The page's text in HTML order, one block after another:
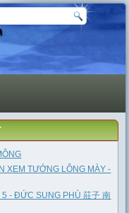
XEM TƯỚNG LÔNG MÀY -
- ĐỨC SUNG PHÙ 莊子 南